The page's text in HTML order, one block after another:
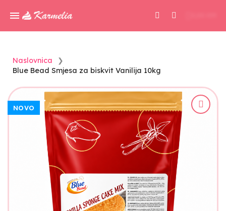
Naslovnica
Blue Bead Smjesa za biskvit Vanilija 10kg
NOVO